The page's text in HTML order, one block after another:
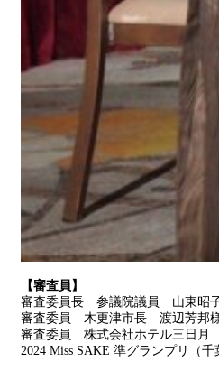
【審査員】
審査委員長 参議院議員 山東昭
審査委員 木更津市長 渡辺芳邦
審査委員 株式会社ホテル三日
2024 Miss SAKE 準グランプリ（